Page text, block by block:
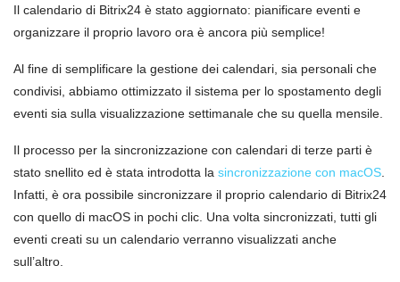
Il calendario di Bitrix24 è stato aggiornato: pianificare eventi e
organizzare il proprio lavoro ora è ancora più semplice!
Al fine di semplificare la gestione dei calendari, sia personali che
condivisi, abbiamo ottimizzato il sistema per lo spostamento degli
eventi sia sulla visualizzazione settimanale che su quella mensile.
Il processo per la sincronizzazione con calendari di terze parti è
stato snellito ed è stata introdotta la sincronizzazione con macOS
Infatti, è ora possibile sincronizzare il proprio calendario di Bitrix24
con quello di macOS in pochi clic. Una volta sincronizzati, tutti gli
eventi creati su un calendario verranno visualizzati anche
sull’altro.